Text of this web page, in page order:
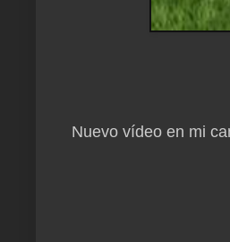
Nuevo vídeo en mi